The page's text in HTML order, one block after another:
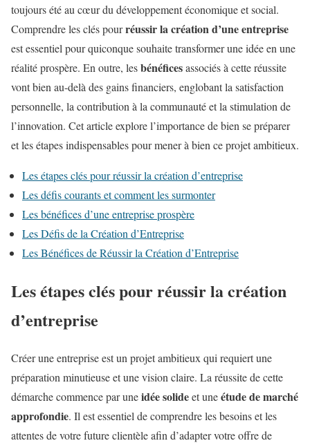
toujours été au cœur du développement économique et social.
Comprendre les clés pourréussir la création d’une entreprise
est essentiel pour quiconque souhaite transformer une idée en une
réalité prospère. En outre, lesbénéficesassociés à cette réussite
vont bien au-delà des gains financiers, englobant la satisfaction
personnelle, la contribution à la communauté et la stimulation de
l’innovation. Cet article explore l’importance de bien se préparer
et les étapes indispensables pour mener à bien ce projet ambitieux.
Les étapes clés pour réussir la création d’entreprise
Les défis courants et comment les surmonter
Les bénéfices d’une entreprise prospère
Les Défis de la Création d’Entreprise
Les Bénéfices de Réussir la Création d’Entreprise
Les étapes clés pour réussir la création
d’entreprise
Créer une entreprise est un projet ambitieux qui requiert une
préparation minutieuse et une vision claire. La réussite de cette
démarche commence par uneidée solideet uneétude de marché
approfondie. Il est essentiel de comprendre les besoins et les
attentes de votre future clientèle afin d’adapter votre offre de